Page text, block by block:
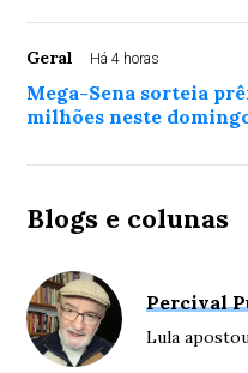
Geral Há 4 horas
Mega-Sena sorteia
milhões neste
Blogs e colunas
Percival
Lula